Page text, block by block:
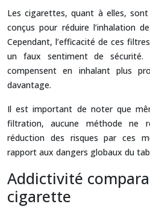
Les cigarettes, quant à elles,
conçus pour réduire l’inhalation
Cependant, l’efficacité de ces
un faux sentiment de sécurité.
compensent en inhalant plus
davantage.
Il est important de noter que
filtration, aucune méthode ne
réduction des risques par ces
rapport aux dangers globaux du
Addictivité
cigarette